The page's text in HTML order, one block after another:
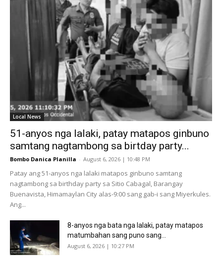
Local News
51-anyos nga lalaki, patay matapos ginbuno
samtang nagtambong sa birtday party...
Bombo Danica Planilla - August 6, 2026 | 10:48 PM
Patay ang 51-anyos nga lalaki matapos ginbuno samtang
nagtambong sa birthday party sa Sitio Cabagal, Barangay
Buenavista, Himamaylan City alas-9:00 sang gab-i sang Miyerkules.
Ang...
8-anyos nga bata nga lalaki, patay matapos
matumbahan sang puno sang...
August 6, 2026 | 10:27 PM